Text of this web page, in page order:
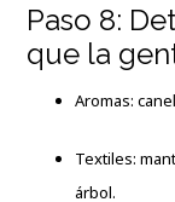
Paso 8:
que la
Aromas:
Textiles:
árbol.